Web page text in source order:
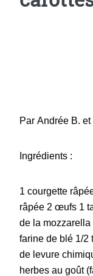
Par Andrée B.
Ingrédients :
1 courgette
râpée 2 œufs 1
de la mozzarella
farine de blé 1/2
de levure
herbes au goût